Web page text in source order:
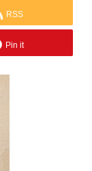
RSS
Pin it